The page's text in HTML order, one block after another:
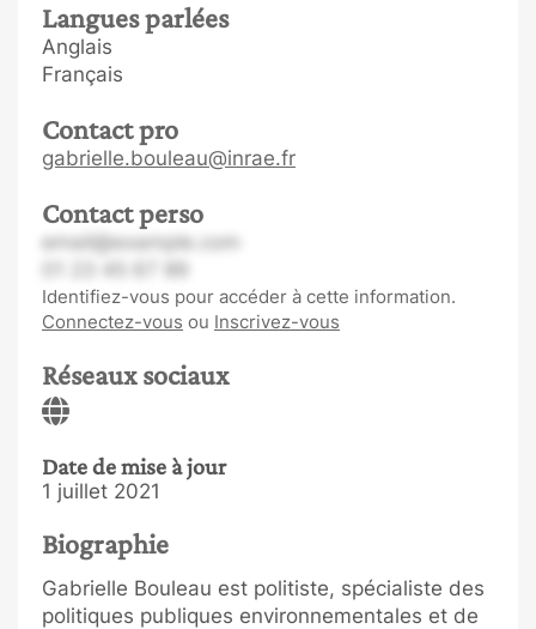
Langues parlées
Anglais
Français
Contact pro
gabrielle.bouleau@inrae.fr
Contact perso
email@example.com
Identifiez-vous pour accéder à cette information.
Connectez-vous ou Inscrivez-vous
Réseaux sociaux
Date de mise à jour
1 juillet 2021
Biographie
Gabrielle Bouleau est politiste, spécialiste des
politiques publiques environnementales et de